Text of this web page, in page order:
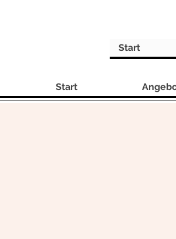
Start
Start